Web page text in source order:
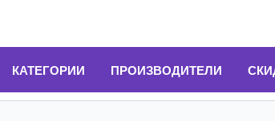
КАТЕГОРИИ ПРОИЗВОДИТЕЛИ